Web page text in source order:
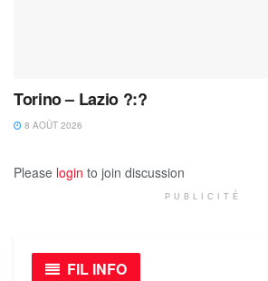
Torino – Lazio ?:?
8 AOÛT 2026
Please login to join discussion
PUBLICITÉ
FIL INFO